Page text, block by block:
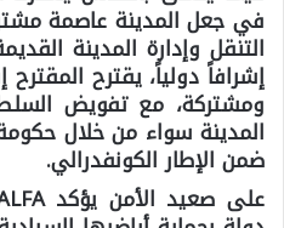
في جعل المدينة عاصمة
التنقل وإدارة المدينة
إشرافاً دولياً، يقترح
ومشتركة، مع تفويض
المدينة سواء من خلال
ضمن الإطار الكونفدرالي.